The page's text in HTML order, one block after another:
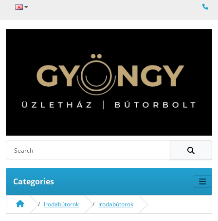
Categories
Irodabútorok Irodabútorok